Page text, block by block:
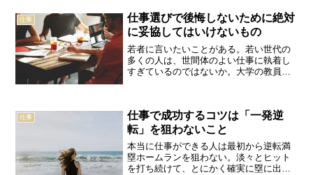
運営元のサポートに連絡。...
仕事
仕事選びで後悔しないために絶対
に妥協してはいけないもの
若者に言いたいことがある。若い世代の
多くの人は、世間体のよい仕事に執着し
すぎているのではないか。大学の教員を
くさん耳に入ってくる。意に...
仕事
仕事で成功するコツは「一発逆
転」を狙わないこと
本当に仕事ができる人は最初から逆転満
塁ホームランを狙わない。淡々とヒット
を打ち続けて、とにかく確実に塁に出る